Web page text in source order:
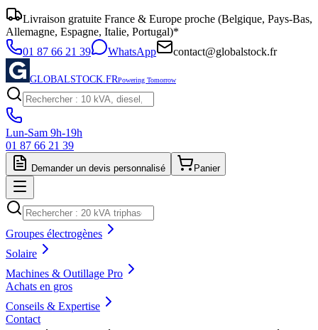
Livraison gratuite France & Europe proche (Belgique, Pays-Bas,
Allemagne, Espagne, Italie, Portugal)*
01 87 66 21 39
WhatsApp contact@globalstock.fr
GLOBALSTOCK.FRPowering Tomorrow
Lun-Sam 9h-19h
01 87 66 21 39
Demander un devis personnalisé Panier
Groupes électrogènes
Solaire
Machines & Outillage Pro
Achats en gros
Conseils & Expertise
Contact